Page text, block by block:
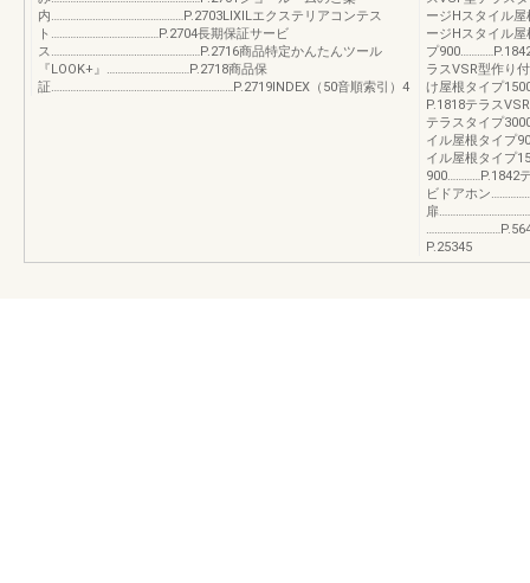
内…………………………………………P.2703LIXILエクステリアコンテス
ト…………………………………P.2704長期保証サービ
ス………………………………………………P.2716商品特定かんたんツール
『LOOK+』…………………………P.2718商品保
証…………………………………………………………P.2719INDEX（50音順索引）4
ージHスタイル
ージHスタイル
プ
ラスVSR型作り
け屋根タイプ
P.1818テラス
テラスタイプ
イル屋根タイプ
イル屋根タイプ
900…………P.1842
ビドアホン
扉
P.25345